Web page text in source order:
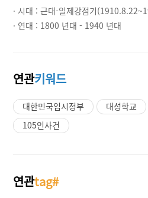
· 시대 :근대-일제강점기
· 연대 : 1800 년대 - 1940 년대
연관키워드
대한민국임시정부 대성학교
105인사건
연관tag#